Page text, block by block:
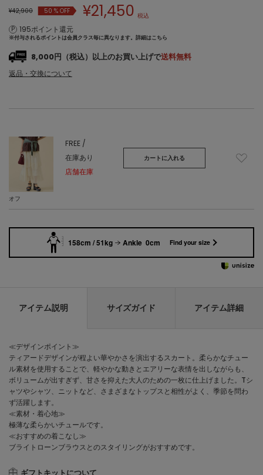
¥42,900 50% OFF ¥21,450 税込
195ポイント還元
※付与されるポイントは会員クラス毎に異なります。 詳細はこちら
8,000円（税込）以上のお買い上げで送料無料
返品・交換について
オフ
FREE /
在庫あり
店舗在庫
カートに入れる
158cm / 51kg Ankle 0cm Find your size
アイテム説明 サイズガイド アイテム詳細
≪デザインポイント≫
ティアードデザインが程よい華やかさを演出するスカート。柔らかなチュー
ル素材を使用することで、軽やかな動きとエアリーな表情を出しながらも、
ボリュームが出すぎず、甘さを抑えた大人のための一枚に仕上げました。Tシ
ャツやシャツ、ニットなど、さまざまなトップスと相性がよく、季節を問わ
ず活躍します。
≪素材・着心地≫
極薄な柔らかいチュールです。
≪おすすめの着こなし≫
ブライトローンブラウスとのスタイリングがおすすめです。